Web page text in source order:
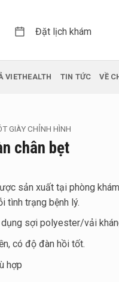
Đặt lịch khám
VIETHEALTH TIN TỨC VỀ
GIÀY CHỈNH HÌNH
chân bẹt
sản xuất tại phòng
tình trạng bệnh lý.
sợi polyester/vải
có độ đàn hồi tốt.
hợp